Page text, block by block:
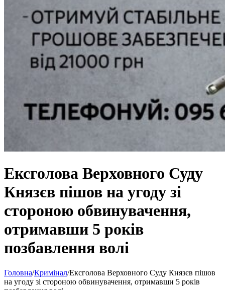
Ексголова Верховного Суду
Князєв пішов на угоду зі
стороною обвинувачення,
отримавши 5 років
позбавлення волі
Головна/Кримінал/Ексголова Верховного Суду Князєв пішов
на угоду зі стороною обвинувачення, отримавши 5 років